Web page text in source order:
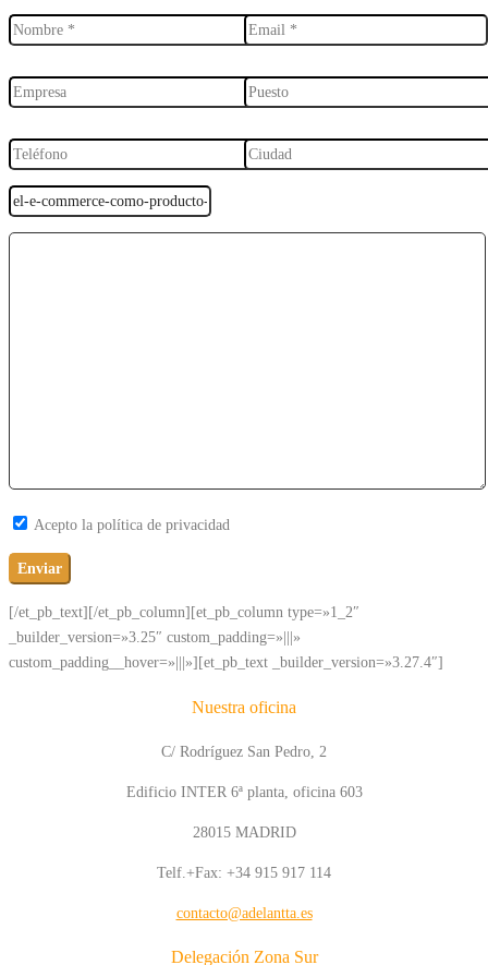
Acepto la política de privacidad
[/et_pb_text][/et_pb_column][et_pb_column type=»1_2″
_builder_version=»3.25″ custom_padding=»|||»
custom_padding__hover=»|||»][et_pb_text _builder_version=»3.27.4″]
Nuestra oficina
C/ Rodríguez San Pedro, 2
Edificio INTER 6ª planta, oficina 603
28015 MADRID
Telf.+Fax: +34 915 917 114
contacto@adelantta.es
Delegación Zona Sur